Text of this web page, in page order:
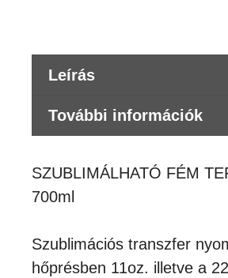
mennyiség
Leírás
További információk
SZUBLIMÁLHATÓ FÉM
700ml
Szublimációs transzfer
hőprésben 11oz. illetve a